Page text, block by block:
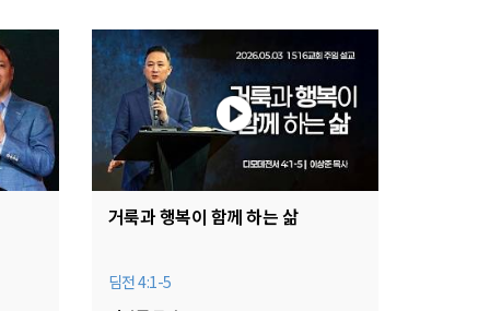
거룩과 행복이 함께 하는 삶
딤전 4:1-5